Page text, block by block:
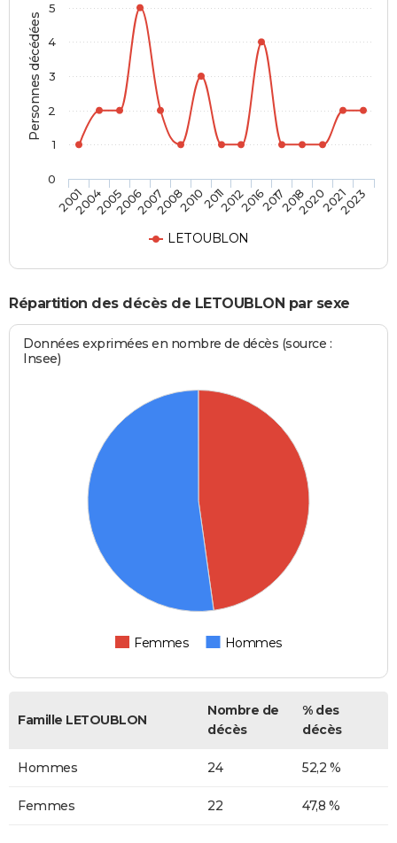
Personnes décédées
LETOUBLON
200120042005200620072008201020112012201620172018202020212023
0
1
2
3
4
5
Répartition des décès de LETOUBLON par sexe
Données exprimées en nombre de décès (source :
Insee)
Femmes Hommes
Famille LETOUBLON
Nombre de
décès
% des
décès
Hommes 24 52,2 %
Femmes 22 47,8 %